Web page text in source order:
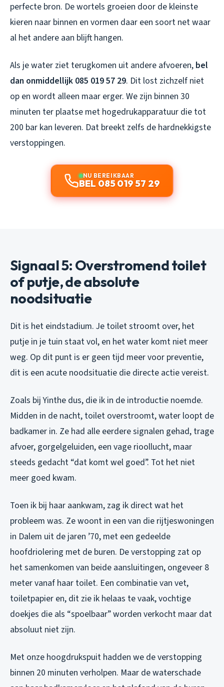
perfecte bron. De wortels groeien door de kleinste
kieren naar binnen en vormen daar een soort net waar
al het andere aan blijft hangen.
Als je water ziet terugkomen uit andere afvoeren, bel
dan onmiddellijk 085 019 57 29. Dit lost zichzelf niet
op en wordt alleen maar erger. We zijn binnen 30
minuten ter plaatse met hogedrukapparatuur die tot
200 bar kan leveren. Dat breekt zelfs de hardnekkigste
verstoppingen.
NU BEREIKBAAR
BEL 085 019 57 29
Signaal 5: Overstromend toilet
of putje, de absolute
noodsituatie
Dit is het eindstadium. Je toilet stroomt over, het
putje in je tuin staat vol, en het water komt niet meer
weg. Op dit punt is er geen tijd meer voor preventie,
dit is een acute noodsituatie die directe actie vereist.
Zoals bij Yinthe dus, die ik in de introductie noemde.
Midden in de nacht, toilet overstroomt, water loopt de
badkamer in. Ze had alle eerdere signalen gehad, trage
afvoer, gorgelgeluiden, een vage rioollucht, maar
steeds gedacht “dat komt wel goed”. Tot het niet
meer goed kwam.
Toen ik bij haar aankwam, zag ik direct wat het
probleem was. Ze woont in een van die rijtjeswoningen
in Dalem uit de jaren ’70, met een gedeelde
hoofdriolering met de buren. De verstopping zat op
het samenkomen van beide aansluitingen, ongeveer 8
meter vanaf haar toilet. Een combinatie van vet,
toiletpapier en, dit zie ik helaas te vaak, vochtige
doekjes die als “spoelbaar” worden verkocht maar dat
absoluut niet zijn.
Met onze hoogdrukspuit hadden we de verstopping
binnen 20 minuten verholpen. Maar de waterschade